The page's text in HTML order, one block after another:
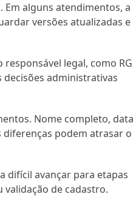
Em alguns atendimentos, a
versões atualizadas e
legal, como
decisões administrativas
Nome completo,
diferenças podem atrasar o
difícil avançar para etapas
validação de cadastro.